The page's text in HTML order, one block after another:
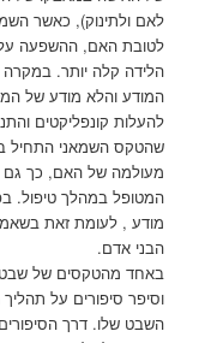
לאם ולתינוק), כאשר
לטובת האם, ההשפעה על
הלידה קלה יותר.
המודע והלא מודע של
להעלות קונפליקטים
שהטקס השמאני התחיל
מעולמה של האם, כך גם
המטופל במהלך טיפול.
מודע , לעומת זאת
הבני אדם.
באחד מהטקסים של שבט
וסיפר סיפורים על
השבט שלו. דרך